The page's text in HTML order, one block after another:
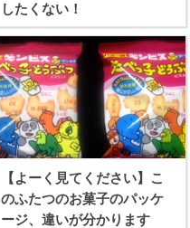
したくない！
【よーく見てください】こ
のふたつのお菓子のパッケ
ージ、違いが分かります